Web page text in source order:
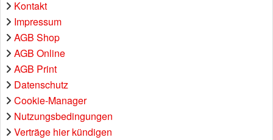
Kontakt
Impressum
AGB Shop
AGB Online
AGB Print
Datenschutz
Cookie-Manager
Nutzungsbedingungen
Verträge hier kündigen